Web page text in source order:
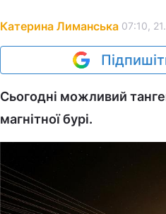
Катерина Лиманська 07:10,
Сьогодні можливий
магнітної бурі.